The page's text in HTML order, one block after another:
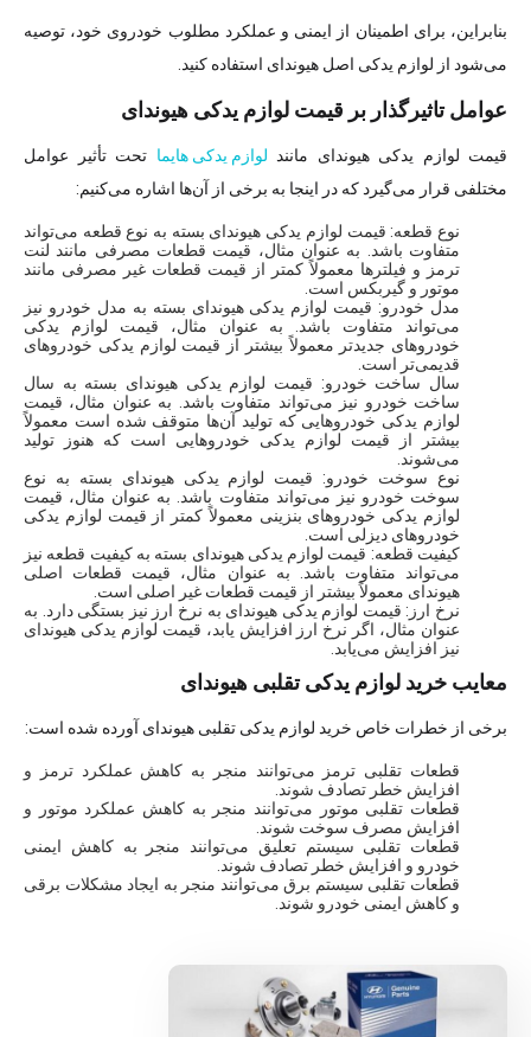
بنابراین، برای اطمینان از ایمنی و عملکرد مطلوب خودروی خود، توصیه
می‌شود از لوازم یدکی اصل هیوندای استفاده کنید.
عوامل تاثیرگذار بر قیمت لوازم یدکی هیوندای
قیمت لوازم یدکی هیوندای مانند لوازم یدکی هایما تحت تأثیر عوامل
مختلفی قرار می‌گیرد که در اینجا به برخی از آن‌ها اشاره می‌کنیم:
نوع قطعه: قیمت لوازم یدکی هیوندای بسته به نوع قطعه می‌تواند
متفاوت باشد. به عنوان مثال، قیمت قطعات مصرفی مانند لنت
ترمز و فیلترها معمولاً کمتر از قیمت قطعات غیر مصرفی مانند
موتور و گیربکس است.
مدل خودرو: قیمت لوازم یدکی هیوندای بسته به مدل خودرو نیز
می‌تواند متفاوت باشد. به عنوان مثال، قیمت لوازم یدکی
خودروهای جدیدتر معمولاً بیشتر از قیمت لوازم یدکی خودروهای
قدیمی‌تر است.
سال ساخت خودرو: قیمت لوازم یدکی هیوندای بسته به سال
ساخت خودرو نیز می‌تواند متفاوت باشد. به عنوان مثال، قیمت
لوازم یدکی خودروهایی که تولید آن‌ها متوقف شده است معمولاً
بیشتر از قیمت لوازم یدکی خودروهایی است که هنوز تولید
می‌شوند.
نوع سوخت خودرو: قیمت لوازم یدکی هیوندای بسته به نوع
سوخت خودرو نیز می‌تواند متفاوت باشد. به عنوان مثال، قیمت
لوازم یدکی خودروهای بنزینی معمولاً کمتر از قیمت لوازم یدکی
خودروهای دیزلی است.
کیفیت قطعه: قیمت لوازم یدکی هیوندای بسته به کیفیت قطعه نیز
می‌تواند متفاوت باشد. به عنوان مثال، قیمت قطعات اصلی
هیوندای معمولاً بیشتر از قیمت قطعات غیر اصلی است.
نرخ ارز: قیمت لوازم یدکی هیوندای به نرخ ارز نیز بستگی دارد. به
عنوان مثال، اگر نرخ ارز افزایش یابد، قیمت لوازم یدکی هیوندای
نیز افزایش می‌یابد.
معایب خرید لوازم یدکی تقلبی هیوندای
برخی از خطرات خاص خرید لوازم یدکی تقلبی هیوندای آورده شده است:
قطعات تقلبی ترمز می‌توانند منجر به کاهش عملکرد ترمز و
افزایش خطر تصادف شوند.
قطعات تقلبی موتور می‌توانند منجر به کاهش عملکرد موتور و
افزایش مصرف سوخت شوند.
قطعات تقلبی سیستم تعلیق می‌توانند منجر به کاهش ایمنی
خودرو و افزایش خطر تصادف شوند.
قطعات تقلبی سیستم برق می‌توانند منجر به ایجاد مشکلات برقی
و کاهش ایمنی خودرو شوند.